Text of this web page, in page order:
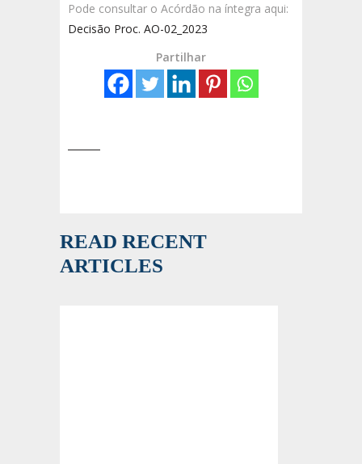
Pode consultar o Acórdão na íntegra aqui:
Decisão Proc. AO-02_2023
Partilhar
READ RECENT
ARTICLES